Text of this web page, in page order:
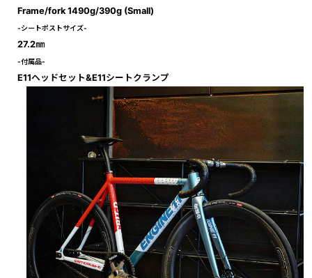
Frame/fork 1490g/390g (Small)
-シートポストサイズ-
27.2㎜
-付属品-
E11ヘッドセット&E11シートクランプ